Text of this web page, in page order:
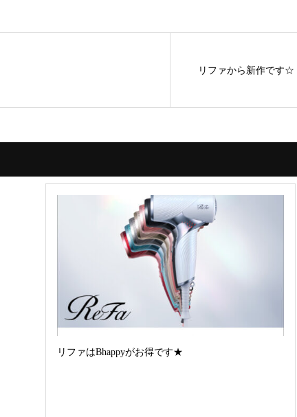
リファから新作です☆
リファはBhappyがお得です★